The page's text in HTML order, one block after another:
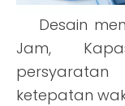
Desain
Jam,
ketepatan